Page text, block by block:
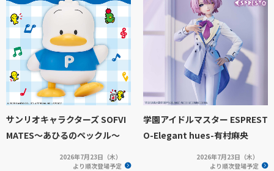
サンリオキャラクターズ SOFVI
MATES～あひるのペックル～
2026年7月23日（木）
より順次登場予定
学園アイドルマスター ESPREST
O-Elegant hues-有村麻央
2026年7月23日（木）
より順次登場予定